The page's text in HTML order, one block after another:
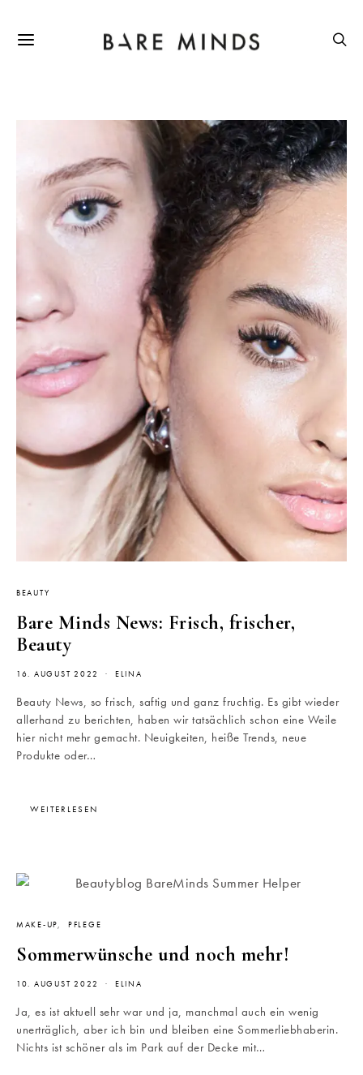
BEAUTY
Bare Minds News: Frisch, frischer,
Beauty
16. AUGUST 2022 ELINA
Beauty News, so frisch, saftig und ganz fruchtig. Es gibt wieder
allerhand zu berichten, haben wir tatsächlich schon eine Weile
hier nicht mehr gemacht. Neuigkeiten, heiße Trends, neue
Produkte oder…
WEITERLESEN
MAKE-UP PFLEGE
Sommerwünsche und noch mehr!
10. AUGUST 2022 ELINA
Ja, es ist aktuell sehr war und ja, manchmal auch ein wenig
unerträglich, aber ich bin und bleiben eine Sommerliebhaberin.
Nichts ist schöner als im Park auf der Decke mit…